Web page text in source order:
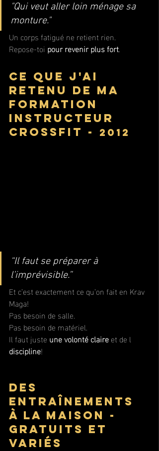
"Qui veut aller loin ménage sa
monture."
Un corps fatigué ne retient rien.
Repose-toi pour revenir plus fort.
Ce que j'ai
retenu de ma
formation
instructeur
crossfit - 2012
“Il faut se préparer à
l’imprévisible.”
Et c’est exactement ce qu’on fait en Krav
Maga!
Pas besoin de salle.
Pas besoin de matériel.
Il faut juste une volonté claire et de l
discipline!
Des
entraînements
à la maison -
gratuits et
variés